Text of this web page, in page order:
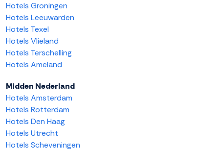
Hotels Groningen
Hotels Leeuwarden
Hotels Texel
Hotels Vlieland
Hotels Terschelling
Hotels Ameland
Midden Nederland
Hotels Amsterdam
Hotels Rotterdam
Hotels Den Haag
Hotels Utrecht
Hotels Scheveningen